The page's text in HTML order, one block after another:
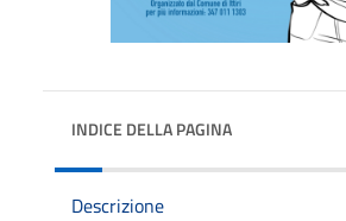
INDICE DELLA PAGINA
Descrizione